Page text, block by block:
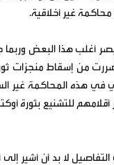
محاكمة غير أخلاقية.
أغلب هذا البعض
تضررت من إسقاط
في هذه المحاكمة غير
أقلامهم للتشنيع بثورة
لا بد أن أشير إلى